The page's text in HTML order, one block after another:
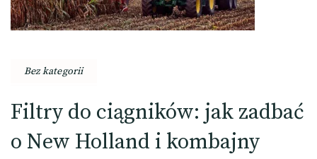
Bez kategorii
Filtry do ciągników: jak zadbać
o New Holland i kombajny